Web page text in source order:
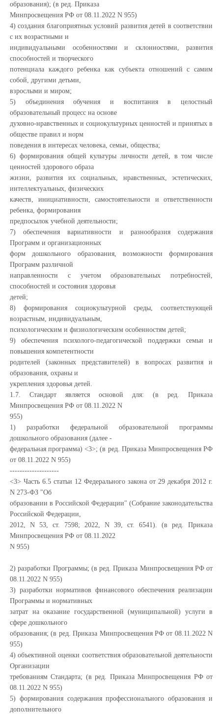
образования); (в ред. Приказа
Минпросвещения РФ от 08.11.2022 N 955)
4) создания благоприятных условий развития детей в соответствии
с их возрастными и
индивидуальными особенностями и склонностями, развития
способностей и творческого
потенциала каждого ребенка как субъекта отношений с самим
собой, другими детьми,
взрослыми и миром;
5) объединения обучения и воспитания в целостный
образовательный процесс на основе
духовно-нравственных и социокультурных ценностей и принятых в
обществе правил и норм
поведения в интересах человека, семьи, общества;
6) формирования общей культуры личности детей, в том числе
ценностей здорового образа
жизни, развития их социальных, нравственных, эстетических,
интеллектуальных, физических
качеств, инициативности, самостоятельности и ответственности
ребенка, формирования
предпосылок учебной деятельности;
7) обеспечения вариативности и разнообразия содержания
Программ и организационных
форм дошкольного образования, возможности формирования
Программ различной
направленности с учетом образовательных потребностей,
способностей и состояния здоровья
детей;
8) формирования социокультурной среды, соответствующей
возрастным, индивидуальным,
психологическим и физиологическим особенностям детей;
9) обеспечения психолого-педагогической поддержки семьи и
повышения компетентности
родителей (законных представителей) в вопросах развития и
образования, охраны и
укрепления здоровья детей.
1.7. Стандарт является основой для: (в ред. Приказа
Минпросвещения РФ от 08.11.2022 N
955)
1) разработки федеральной образовательной программы
дошкольного образования (далее -
федеральная программа) <3>; (в ред. Приказа Минпросвещения РФ
от 08.11.2022 N 955)
--------------------
<3> Часть 6.5 статьи 12 Федерального закона от 29 декабря 2012 г.
N 273-ФЗ "Об
образовании в Российской Федерации" (Собрание законодательства
Российской Федерации,
2012, N 53, ст. 7598; 2022, N 39, ст. 6541). (в ред. Приказа
Минпросвещения РФ от 08.11.2022
N 955)
2) разработки Программы; (в ред. Приказа Минпросвещения РФ от
08.11.2022 N 955)
3) разработки нормативов финансового обеспечения реализации
Программы и нормативных
затрат на оказание государственной (муниципальной) услуги в
сфере дошкольного
образования; (в ред. Приказа Минпросвещения РФ от 08.11.2022 N
955)
4) объективной оценки соответствия образовательной деятельности
Организации
требованиям Стандарта; (в ред. Приказа Минпросвещения РФ от
08.11.2022 N 955)
5) формирования содержания профессионального образования и
дополнительного